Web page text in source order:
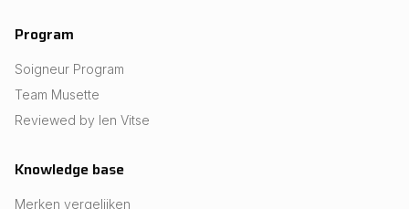
Program
Soigneur Program
Team Musette
Reviewed by Ien Vitse
Knowledge base
Merken vergelijken